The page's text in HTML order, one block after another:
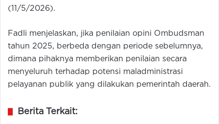
(11/5/2026).
Fadli menjelaskan, jika penilaian opini Ombudsman
tahun 2025, berbeda dengan periode sebelumnya,
dimana pihaknya memberikan penilaian secara
menyeluruh terhadap potensi maladministrasi
pelayanan publik yang dilakukan pemerintah daerah.
Berita Terkait: